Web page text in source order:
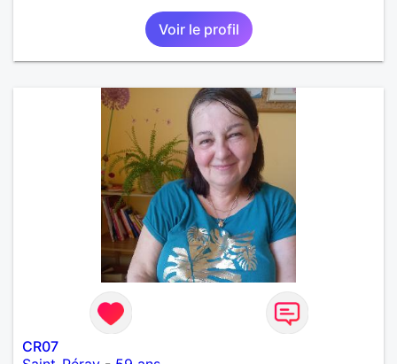
Voir le profil
CR07